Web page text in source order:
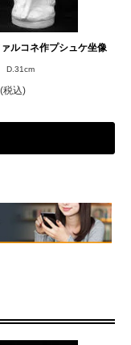
ルコネ作プシュケ坐像
D.31cm
税込)